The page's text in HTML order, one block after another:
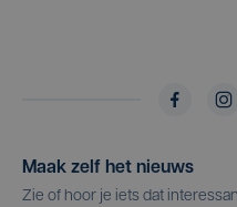
Maak zelf het nieuws
Zie of hoor je iets dat